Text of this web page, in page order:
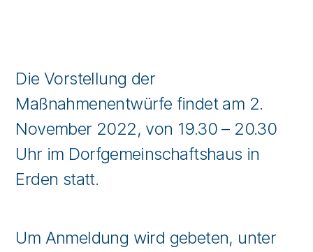
Die Vorstellung der
Maßnahmenentwürfe findet am 2.
November 2022, von 19.30 – 20.30
Uhr im Dorfgemeinschaftshaus in
Erden statt.
Um Anmeldung wird gebeten, unter